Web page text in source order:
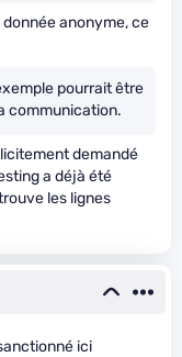
donnée anonyme, ce
pourrait être
communication.
demandé
a déjà été
les lignes
ici